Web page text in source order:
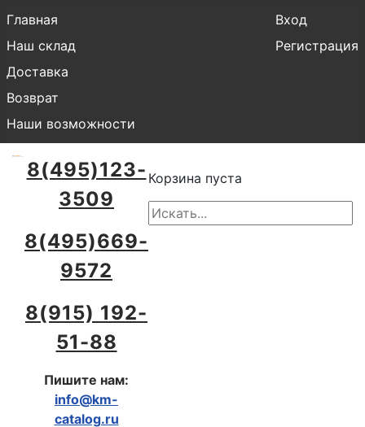
Главная
Наш склад
Доставка
Возврат
Наши возможности
Вход
Регистрация
8(495)123-
3509
8(495)669-
9572
8(915) 192-
51-88
Пишите нам:
info@km-
catalog.ru
Корзина пуста